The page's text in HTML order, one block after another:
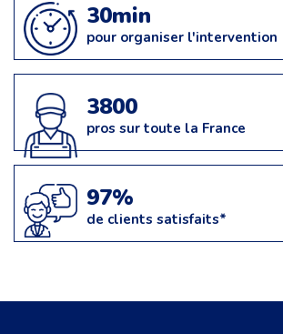
30min
pour organiser l'intervention
3800
pros sur toute la France
97%
de clients satisfaits*